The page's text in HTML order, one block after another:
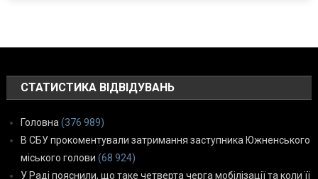
СТАТИСТИКА ВІДВІДУВАНЬ
Головна(376 989)
В СБУ прокоментували затримання заступника Южненського
міського голови (68 924)
У Раді пояснили, що таке четверта черга мобілізації та коли її